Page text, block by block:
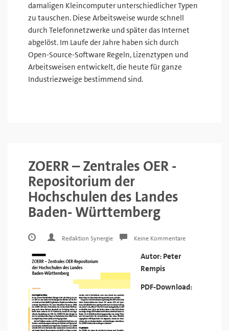
damaligen Kleincomputer unterschiedlicher Typen
zu tauschen. Diese Arbeitsweise wurde schnell
durch Telefonnetzwerke und später das Internet
abgelöst. Im Laufe der Jahre haben sich durch
Open-Source-Software Regeln, Lizenztypen und
Arbeitsweisen entwickelt, die heute für ganze
Industriezweige bestimmend sind.
ZOERR – Zentrales OER -
Repositorium der
Hochschulen des Landes
Baden- Württemberg
Redaktion Synergie Keine Kommentare
Autor: Peter
Rempis
PDF-Download: